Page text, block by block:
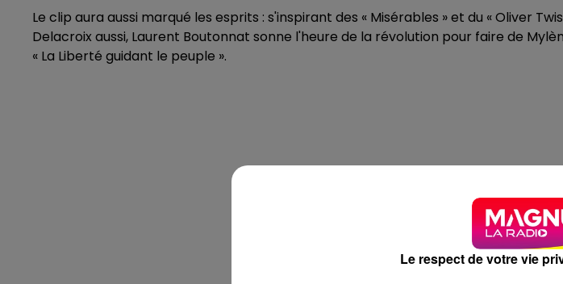
Le clip aura aussi marqué les esprits : s'inspirant des « Misérables » et du « Oliver
Delacroix aussi, Laurent Boutonnat sonne l'heure de la révolution pour faire de
« La Liberté guidant le peuple ».
Le respect de votre vie